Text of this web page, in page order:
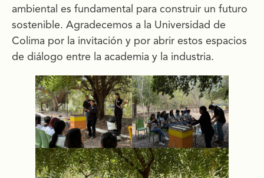
ambiental es fundamental para construir un futuro
sostenible. Agradecemos a la Universidad de
Colima por la invitación y por abrir estos espacios
de diálogo entre la academia y la industria.